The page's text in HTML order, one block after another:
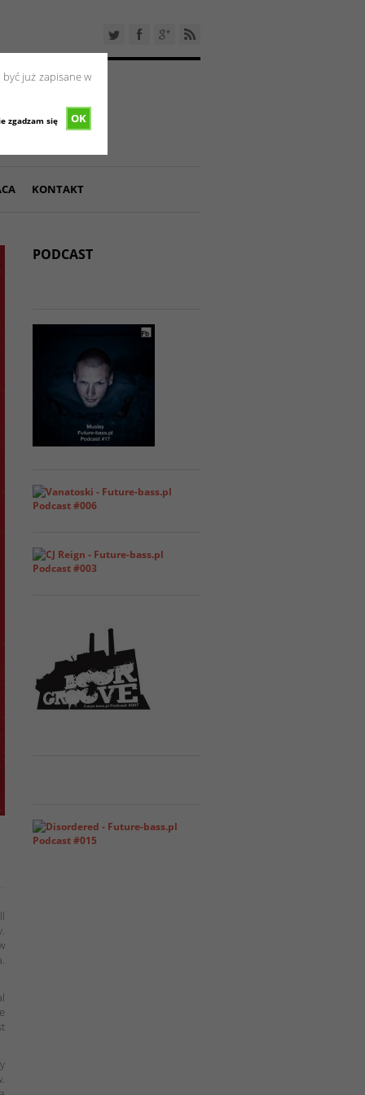
już zapisane w
OK
zgadzam się
KONTAKT
PODCAST